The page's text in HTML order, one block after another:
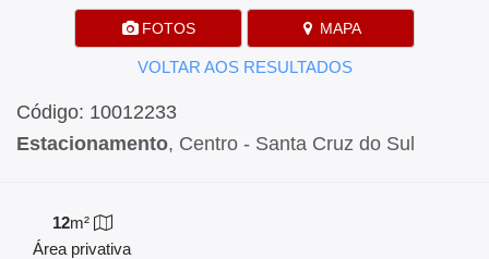
FOTOS MAPA
VOLTAR AOS RESULTADOS
Código: 10012233
Estacionamento, Centro - Santa Cruz do Sul
12m²
Área privativa